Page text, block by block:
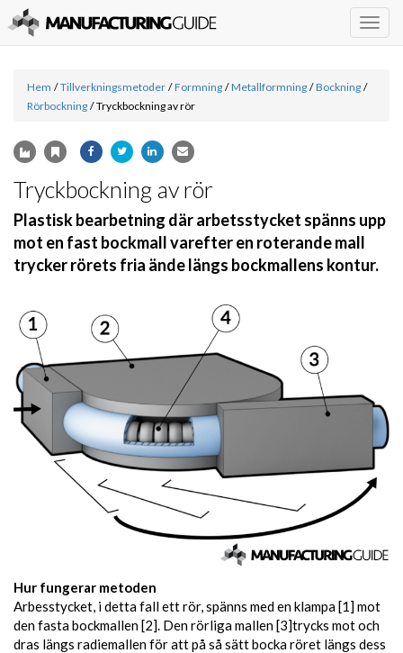
Hem / Tillverkningsmetoder / Formning / Metallformning / Bockning /
Rörbockning / Tryckbockning av rör
Tryckbockning av rör
Plastisk bearbetning där arbetsstycket spänns upp
mot en fast bockmall varefter en roterande mall
trycker rörets fria ände längs bockmallens kontur.
Hur fungerar metoden
Arbesstycket, i detta fall ett rör, spänns med en klampa [1] mot
den fasta bockmallen [2]. Den rörliga mallen [3]trycks mot och
dras längs radiemallen för att på så sätt bocka röret längs dess